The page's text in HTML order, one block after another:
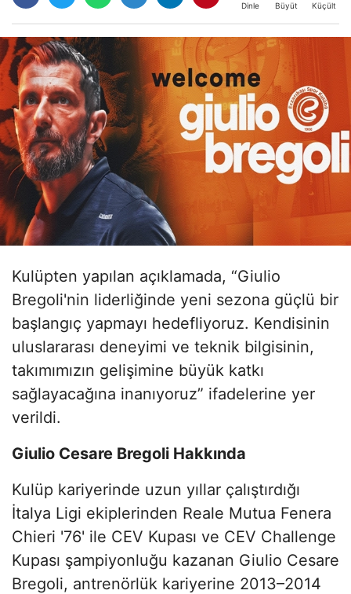
Dinle Büyüt Küçült
Kulüpten yapılan açıklamada, “Giulio
Bregoli'nin liderliğinde yeni sezona güçlü bir
başlangıç yapmayı hedefliyoruz. Kendisinin
uluslararası deneyimi ve teknik bilgisinin,
takımımızın gelişimine büyük katkı
sağlayacağına inanıyoruz” ifadelerine yer
verildi.
Giulio Cesare Bregoli Hakkında
Kulüp kariyerinde uzun yıllar çalıştırdığı
İtalya Ligi ekiplerinden Reale Mutua Fenera
Chieri '76' ile CEV Kupası ve CEV Challenge
Kupası şampiyonluğu kazanan Giulio Cesare
Bregoli, antrenörlük kariyerine 2013–2014